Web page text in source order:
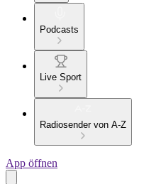
Podcasts
Live Sport
Radiosender von A-Z
App öffnen